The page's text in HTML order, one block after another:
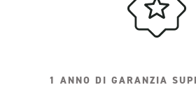
1 ANNO DI GARANZIA